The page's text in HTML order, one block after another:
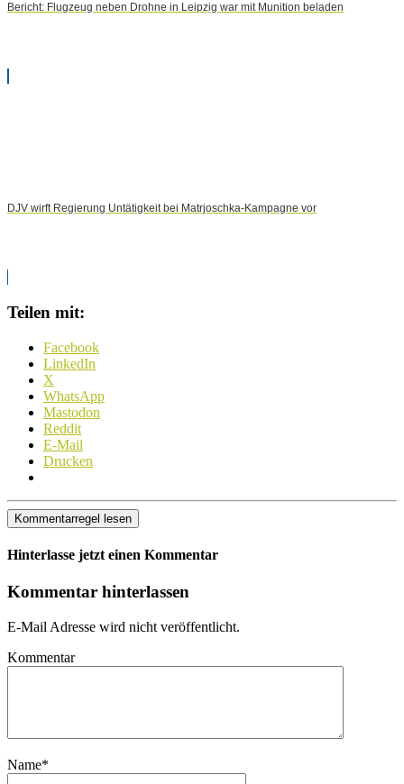
Bericht: Flugzeug neben Drohne in Leipzig war mit Munition beladen
DJV wirft Regierung Untätigkeit bei Matrjoschka-Kampagne vor
Teilen mit:
Facebook
LinkedIn
X
WhatsApp
Mastodon
Reddit
E-Mail
Drucken
Kommentarregel lesen
Hinterlasse jetzt einen Kommentar
Kommentar hinterlassen
E-Mail Adresse wird nicht veröffentlicht.
Kommentar
Name*